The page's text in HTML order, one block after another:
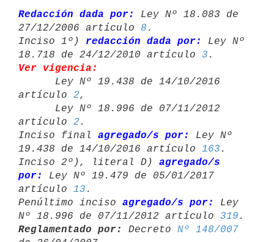
Redacción dada por:
Ley Nº 18.083 de
27/12/2006 artículo 8 .
Inciso 1º) redacción dada por:
Ley Nº
18.718 de 24/12/2010 artículo 3
Ver vigencia:
artículo 2,
artículo 2 .
Inciso final agregado/s por:
Ley Nº
19.438 de 14/10/2016 artículo 163 .
Inciso 2º), literal D) agregado/s
por:
Ley Nº 19.479 de 05/01/2017
artículo 13 .
Penúltimo inciso agregado/s por:
Ley
Nº 18.996 de 07/11/2012 artículo 319
Reglamentado por:
Decreto Nº 148/007